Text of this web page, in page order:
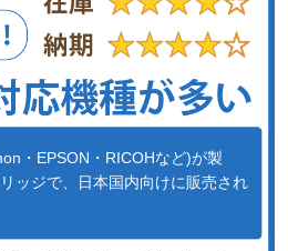
・EPSON・RICOHなど)が製
ッジで、日本国内向けに販売され